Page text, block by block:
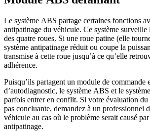
Le système ABS partage certaines fonctions
antipatinage du véhicule. Ce système surveille
des quatre roues. Si une roue patine (elle
système antipatinage réduit ou coupe la
transmise à cette roue jusqu’à ce qu’elle
adhérence.
Puisqu’ils partagent un module de commande
d’autodiagnostic, le système ABS et le
parfois entrer en conflit. Si votre évaluation du
pas concluante, demandez à un professionnel
véhicule au cas où le problème serait causé
antipatinage.